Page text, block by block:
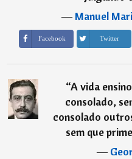
―Manuel
Facebook Twitter
“A vida
consolado,
consolado
sem que
―